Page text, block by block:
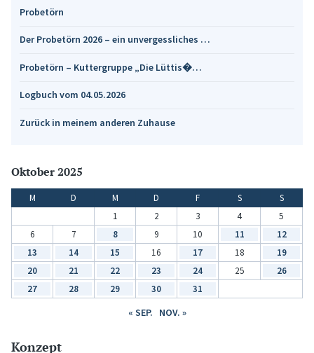
Probetörn
Der Probetörn 2026 – ein unvergessliches …
Probetörn – Kuttergruppe „Die Lüttis�…
Logbuch vom 04.05.2026
Zurück in meinem anderen Zuhause
Oktober 2025
M D M D F S
S
1
2 3 4
5
6
7 8 9 10 11
12
13
14 15 16 17 18
19
20
21 22 23 24 25
26
27
28 29 30 31
« SEP. NOV. »
Konzept